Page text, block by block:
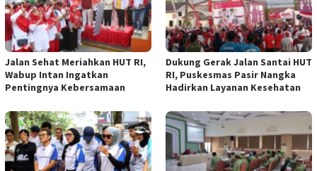
Jalan Sehat Meriahkan HUT RI,
Wabup Intan Ingatkan
Pentingnya Kebersamaan
Dukung Gerak Jalan Santai HUT
RI, Puskesmas Pasir Nangka
Hadirkan Layanan Kesehatan